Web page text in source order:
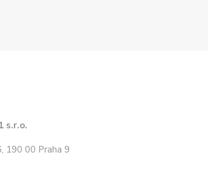
s.r.o.
190 00 Praha 9